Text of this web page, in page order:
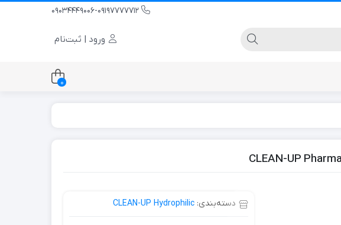
ورود | ثبت‌نام
0
دسته‌بندی: CLEAN-UP Hydrophilic